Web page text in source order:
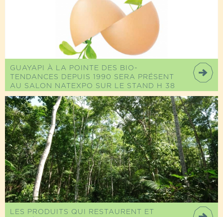
GUAYAPI À LA POINTE DES BIO-
TENDANCES DEPUIS 1990 SERA PRÉSENT
AU SALON NATEXPO SUR LE STAND H 38
LES PRODUITS QUI RESTAURENT ET